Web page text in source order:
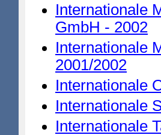
Internationale
GmbH - 2002
Internationale
2001/2002
Internationale
Internationale
Internationale